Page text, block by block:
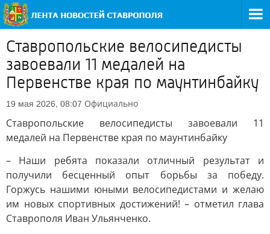
Ставропольские велосипедисты
завоевали 11 медалей на
Первенстве края по маунтинбайку
19 мая 2026, 08:07 Официально
Ставропольские велосипедисты завоевали 11
медалей на Первенстве края по маунтинбайку
– Наши ребята показали отличный результат и
получили бесценный опыт борьбы за победу.
Горжусь нашими юными велосипедистами и желаю
им новых спортивных достижений! – отметил глава
Ставрополя Иван Ульянченко.